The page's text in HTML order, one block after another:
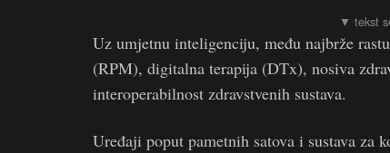
Uz umjetnu inteligenciju, među najbrže
(RPM), digitalna terapija (DTx), nosiva
interoperabilnost zdravstvenih sustava.
Uređaji poput pametnih satova i sustava za